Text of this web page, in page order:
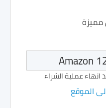
عملية الشراء
الموقع